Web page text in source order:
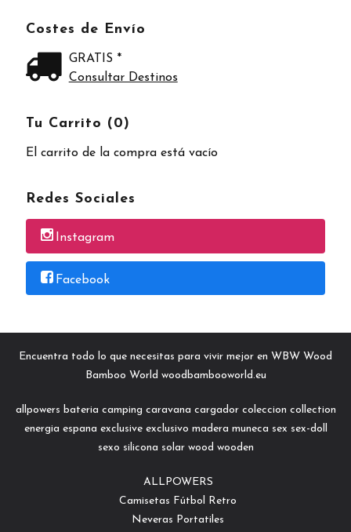
Costes de Envío
GRATIS *
Consultar Destinos
Tu Carrito (0)
El carrito de la compra está vacío
Redes Sociales
Instagram
Facebook
Encuentra todo lo que necesitas para vivir mejor en WBW Wood
Bamboo World woodbambooworld.eu
allpowers bateria camping caravana cargador coleccion collection
energia espana exclusive exclusivo madera muneca sex sex-doll
sexo silicona solar wood wooden
ALLPOWERS
Camisetas Fútbol Retro
Neveras Portatiles